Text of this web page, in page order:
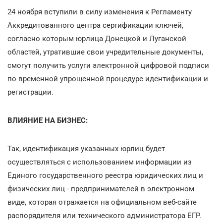
24 ноября вступили в силу изменения к Регламенту
Аккредитованного центра сертификации ключей,
согласно которым юрлица Донецкой и Луганской
областей, утратившие свои учредительные документы,
смогут получить услуги электронной цифровой подписи
по временной упрощенной процедуре идентификации и
регистрации.
ВЛИЯНИЕ НА БИЗНЕС:
Так, идентификация указанных юрлиц будет
осуществляться с использованием информации из
Единого государственного реестра юридических лиц и
физических лиц - предпринимателей в электронном
виде, которая отражается на официальном веб-сайте
распорядителя или технического администратора ЕГР.